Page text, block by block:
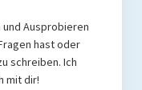
und Ausprobieren
hast oder
schreiben. Ich
mit dir!